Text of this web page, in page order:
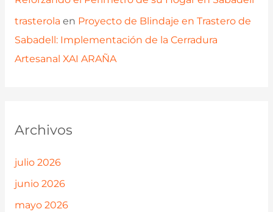
trasterola en Proyecto de Blindaje en Trastero de
Sabadell: Implementación de la Cerradura
Artesanal XAI ARAÑA
Archivos
julio 2026
junio 2026
mayo 2026